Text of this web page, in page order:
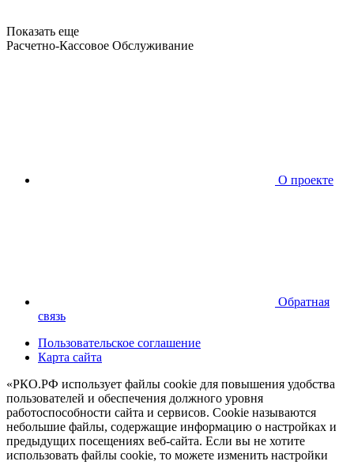
Показать еще
Расчетно-Кассовое Обслуживание
О проекте
Обратная
связь
Пользовательское соглашение
Карта сайта
«РКО.РФ использует файлы cookie для повышения удобства
пользователей и обеспечения должного уровня
работоспособности сайта и сервисов. Cookie называются
небольшие файлы, содержащие информацию о настройках и
предыдущих посещениях веб-сайта. Если вы не хотите
использовать файлы cookie, то можете изменить настройки